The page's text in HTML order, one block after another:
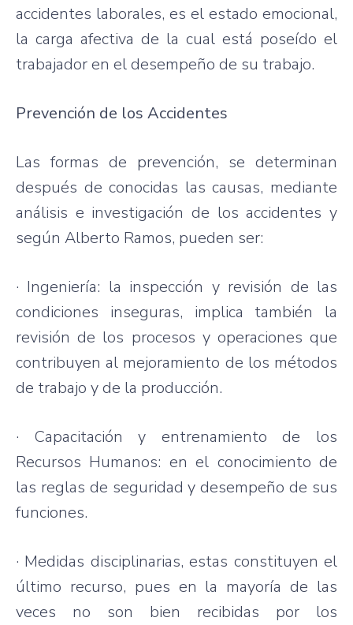
accidentes laborales, es el estado emocional,
la carga afectiva de la cual está poseído el
trabajadoren eldesempeño de su trabajo.
Prevención de los Accidentes
Lasformas de prevención, se determinan
después deconocidas las causas, mediante
análisis e investigación de losaccidentes y
según Alberto Ramos, pueden ser:
· Ingeniería: la inspección y revisión de las
condiciones
inseguras, implica también la
revisión de los procesos y operaciones que
contribuyen al mejoramiento de los métodos
de trabajo y de la producción.
· Capacitación y entrenamiento de los
Recursos Humanos: en el conocimiento de
las reglas de seguridad ydesempeño de sus
funciones.
· Medidas disciplinarias,estas constituyen el
último recurso, pues en la mayoría de las
veces no son bien recibidas por los